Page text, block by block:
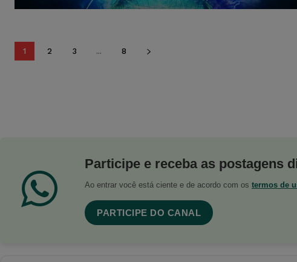
1 2 3 ... 8
Participe e receba as postagens
Ao entrar você está ciente e de acordo com os termos de
PARTICIPE DO CANAL